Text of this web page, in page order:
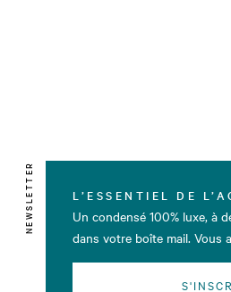
NEWSLETTER L’ESSENTIEL DE
Un condensé 100% luxe, à
dans votre boîte mail. Vous